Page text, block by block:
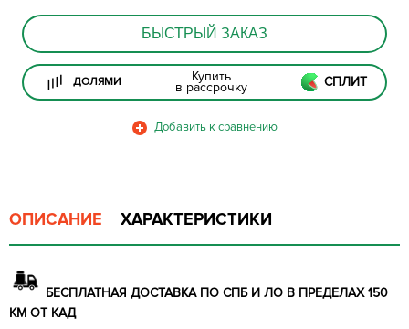
БЫСТРЫЙ ЗАКАЗ
ДОЛЯМИ Купить
в рассрочку СПЛИТ
ОПИСАНИЕ ХАРАКТЕРИСТИКИ
БЕСПЛАТНАЯ ДОСТАВКА ПО СПБ И ЛО В ПРЕДЕЛАХ 150
КМ ОТ КАД